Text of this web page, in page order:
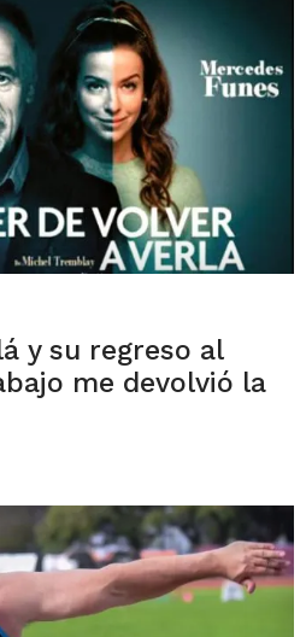
y su regreso al
me devolvió la